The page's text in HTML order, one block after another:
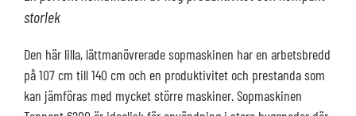
storlek
Den här lilla, lättmanövrerade sopmaskinen har en arbetsbredd
på 107 cm till 140 cm och en produktivitet och prestanda som
kan jämföras med mycket större maskiner. Sopmaskinen